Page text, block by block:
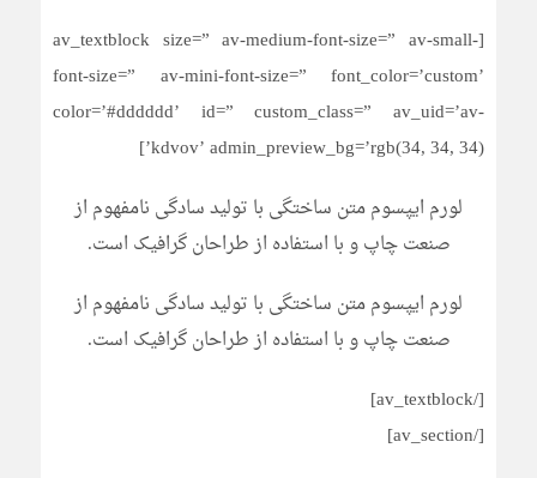
[av_textblock size=” av-medium-font-size=” av-small-
font-size=” av-mini-font-size=” font_color=’custom’
color=’#dddddd’ id=” custom_class=” av_uid=’av-
kdvov’ admin_preview_bg=’rgb(34, 34, 34)’]
لورم ایپسوم متن ساختگی با تولید سادگی نامفهوم از
صنعت چاپ و با استفاده از طراحان گرافیک است.
لورم ایپسوم متن ساختگی با تولید سادگی نامفهوم از
صنعت چاپ و با استفاده از طراحان گرافیک است.
[/av_textblock]
[/av_section]